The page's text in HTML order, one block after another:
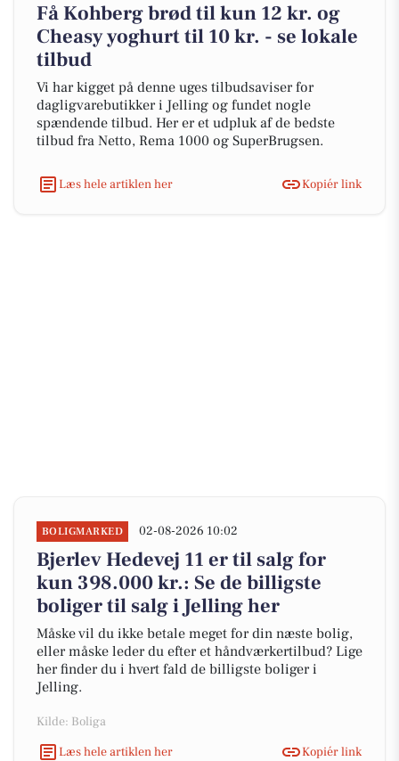
Få Kohberg brød til kun 12 kr. og
Cheasy yoghurt til 10 kr. - se lokale
tilbud
Vi har kigget på denne uges tilbudsaviser for
dagligvarebutikker i Jelling og fundet nogle
spændende tilbud. Her er et udpluk af de bedste
tilbud fra Netto, Rema 1000 og SuperBrugsen.
Læs hele artiklen her Kopiér link
BOLIGMARKED 02-08-2026 10:02
Bjerlev Hedevej 11 er til salg for
kun 398.000 kr.: Se de billigste
boliger til salg i Jelling her
Måske vil du ikke betale meget for din næste bolig,
eller måske leder du efter et håndværkertilbud? Lige
her finder du i hvert fald de billigste boliger i
Jelling.
Kilde: Boliga
Læs hele artiklen her
Kopiér link